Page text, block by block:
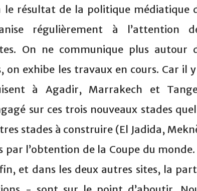
le résultat de la politique médiatique
régulièrement à l’attention
On ne communique plus autour
exhibe les travaux en cours. Car il
à Agadir, Marrakech et
sur ces trois nouveaux stades
stades à construire (El Jadida,
l’obtention de la Coupe du monde.
et dans les deux autres sites, la